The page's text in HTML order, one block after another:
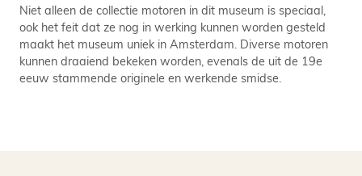
Niet alleen de collectie motoren in dit museum is speciaal,
ook het feit dat ze nog in werking kunnen worden gesteld
maakt het museum uniek in Amsterdam. Diverse motoren
kunnen draaiend bekeken worden, evenals de uit de 19e
eeuw stammende originele en werkende smidse.